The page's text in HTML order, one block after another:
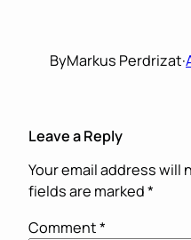
ByMarkus Perdrizat·
Leave a Reply
Your email address will
fields are marked*
Comment*